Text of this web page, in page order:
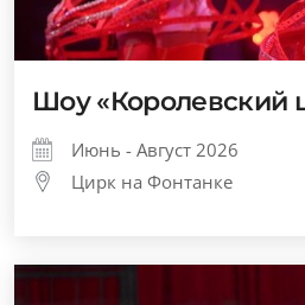
Шоу «Королевский
Июнь - Август 2026
Цирк на Фонтанке